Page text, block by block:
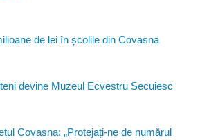
de lei în școlile din Covasna
devine Muzeul Ecvestru Secuiesc
Covasna: „Protejați-ne de numărul